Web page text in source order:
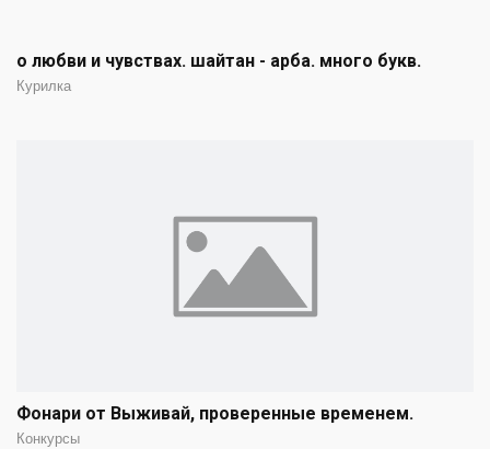
о любви и чувствах. шайтан - арба. много букв.
Курилка
Фонари от Выживай, проверенные временем.
Конкурсы